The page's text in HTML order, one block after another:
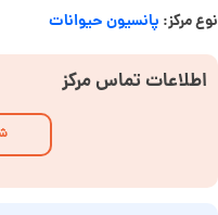
نوع مرکز: پانسیون حیوانات
اطلاعات تماس مرکز